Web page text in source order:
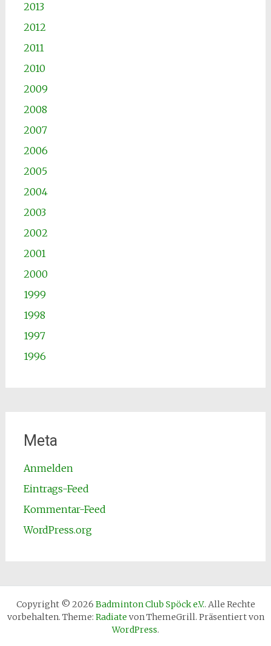
2013
2012
2011
2010
2009
2008
2007
2006
2005
2004
2003
2002
2001
2000
1999
1998
1997
1996
Meta
Anmelden
Eintrags-Feed
Kommentar-Feed
WordPress.org
Copyright © 2026 Badminton Club Spöck e.V.. Alle Rechte
vorbehalten. Theme: Radiate von ThemeGrill. Präsentiert von
WordPress.